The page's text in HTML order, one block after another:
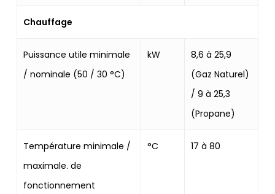
Chauffage
Puissance utile minimale
/ nominale (50 / 30 °C)
kW
8,6 à 25,9
(Gaz Naturel)
/ 9 à 25,3
(Propane)
Température minimale /
maximale. de
fonctionnement
°C 17 à 80